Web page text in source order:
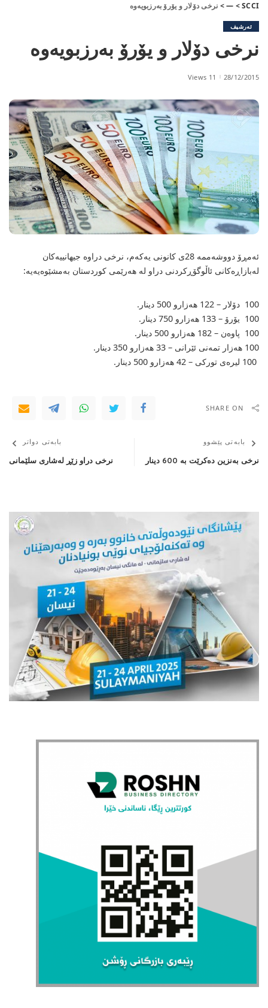
SCCI
>
—
> نرخی دۆلار و یۆرۆ بەرزبویەوە
ئەرشیف
نرخی دۆلار و یۆرۆ بەرزبویەوە
28/12/2015
11 Views
ئەمڕۆ دووشەممە 28ی كانونی یەكەم، نرخی دراوە جیهانییەکان
لەبازاڕەکانی ئاڵوگۆڕکردنی دراو لە هەرێمی کوردستان بەمشێوەیەیە:
100 دۆلار – 122 هەزارو 500 دینار.
100 یۆرۆ – 133 هەزارو 750 دینار.
100 پاوەن – 182 هەزارو 500 دینار.
100 هەزار تمەنی‌ ئێرانی‌ – 33 هەزارو 350 دینار.
SHARE ON
بابەتی پێشوو
نرخی بەنزین دەكرێت بە 600 دینار
بابەتی دواتر
نرخی دراو زێڕ لەشاری سلێمانی